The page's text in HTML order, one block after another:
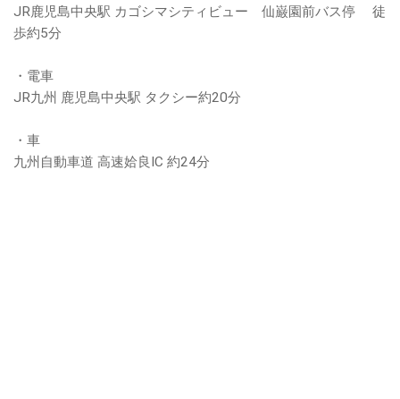
JR鹿児島中央駅 カゴシマシティビュー 仙巌園前バス停 徒
歩約5分
・電車
JR九州 鹿児島中央駅 タクシー約20分
・車
九州自動車道 高速姶良IC 約24分